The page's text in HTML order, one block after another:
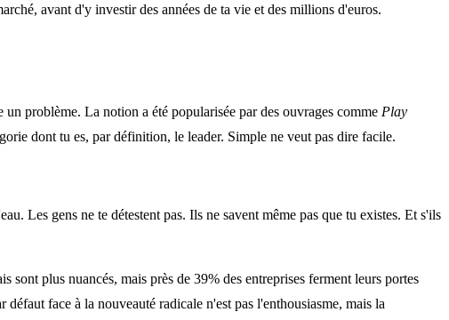
avant d'y investir des années de ta vie et des millions d'euros.
problème. La notion a été popularisée par des ouvrages comme Play
dont tu es, par définition, le leader. Simple ne veut pas dire facile.
Les gens ne te détestent pas. Ils ne savent même pas que tu existes. Et s'ils
sont plus nuancés, mais près de 39% des entreprises ferment leurs portes
face à la nouveauté radicale n'est pas l'enthousiasme, mais la